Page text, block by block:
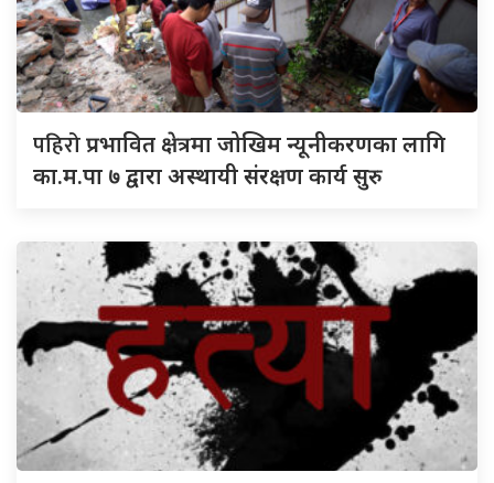
पहिरोप्रभावित क्षेत्रमा जोखिम न्यूनीकरणका लागि
का.म.पा ७ द्वारा अस्थायी संरक्षण कार्य सुरु